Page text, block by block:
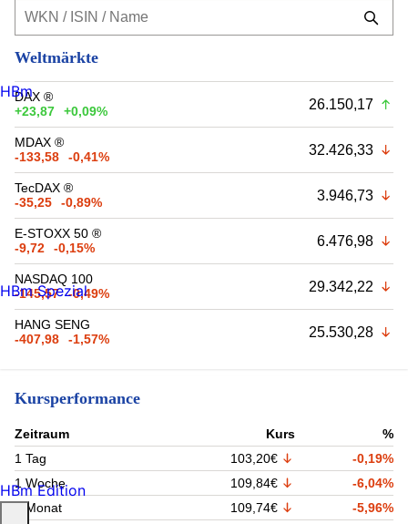
Weltmärkte
DAX ®
+23,87
+0,09% 26.150,17
MDAX ®
-133,58
-0,41% 32.426,33
TecDAX ®
-35,25
-0,89% 3.946,73
E-STOXX 50 ®
-9,72
-0,15% 6.476,98
NASDAQ 100
-145,57
-0,49% 29.342,22
HANG SENG
-407,98
-1,57% 25.530,28
Kursperformance
Zeitraum Kurs
%
1 Tag
103,20€
-0,19%
1 Woche
109,84€
-6,04%
1 Monat
109,74€
-5,96%
HBm
HBm Spezial
HBm Edition